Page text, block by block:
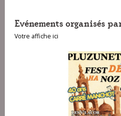
Evénements organisés
Votre affiche ici